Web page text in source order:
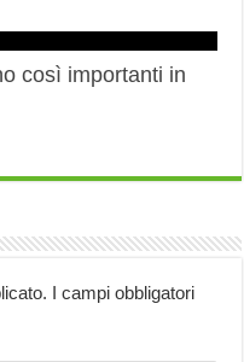
così importanti in
I campi obbligatori